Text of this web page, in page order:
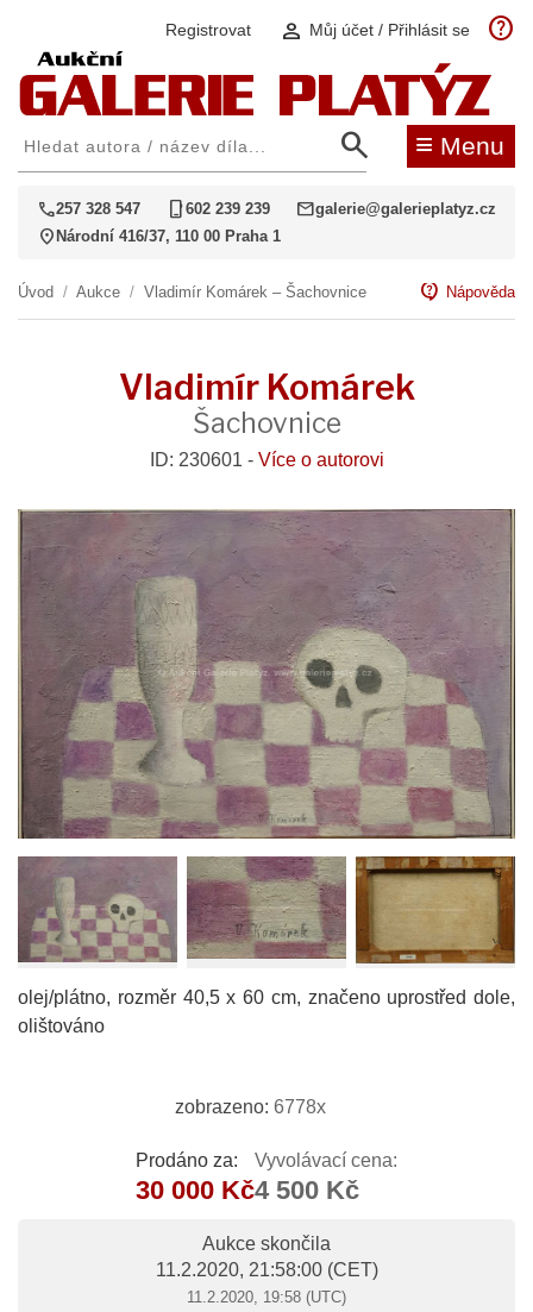
Registrovat person Můj účet / Přihlásit se help
search ≡ Menu
call257 328 547 phone_iphone602 239 239 mailgalerie@galerieplatyz.cz
location_on Národní 416/37, 110 00 Praha 1
Úvod / Aukce / Vladimír Komárek – Šachovnice contact_support Nápověda
Vladimír Komárek
Šachovnice
ID: 230601 - Více o autorovi
olej/plátno, rozměr 40,5 x 60 cm, značeno uprostřed dole,
olištováno
zobrazeno: 6778x
Prodáno za:
30 000 Kč
Vyvolávací cena:
4 500 Kč
Aukce skončila
11.2.2020, 21:58:00(CET)
11.2.2020, 19:58 (UTC)